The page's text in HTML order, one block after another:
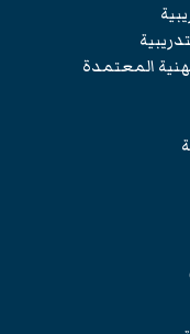
المعتمدة